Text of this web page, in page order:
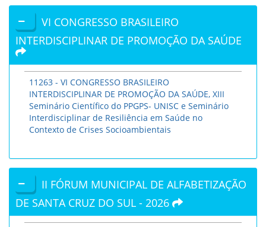
VI CONGRESSO BRASILEIRO
INTERDISCIPLINAR DE PROMOÇÃO DA SAÚDE
11263 - VI CONGRESSO BRASILEIRO
INTERDISCIPLINAR DE PROMOÇÃO DA SAÚDE, XIII
Seminário Científico do PPGPS- UNISC e Seminário
Interdisciplinar de Resiliência em Saúde no
Contexto de Crises Socioambientais
II FÓRUM MUNICIPAL DE ALFABETIZAÇÃO
DE SANTA CRUZ DO SUL - 2026